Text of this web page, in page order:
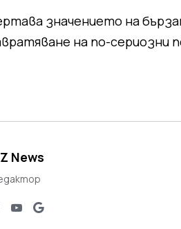
значението на
на по-сериозни
News